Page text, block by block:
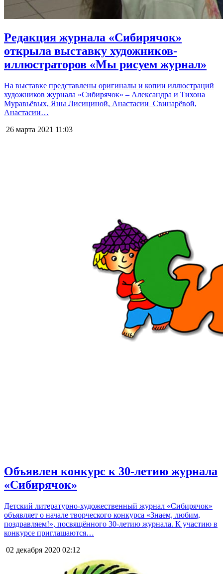
Редакция журнала «Сибирячок»
открыла выставку художников-
иллюстраторов «Мы рисуем журнал»
На выставке представлены оригиналы и копии иллюстраций
художников журнала «Сибирячок» – Александра и Тихона
Муравьёвых, Яны Лисициной, Анастасии Свинарёвой,
Анастасии…
26 марта 2021 11:03
Объявлен конкурс к 30-летию журнала
«Сибирячок»
Детский литературно-художественный журнал «Сибирячок»
объявляет о начале творческого конкурса «Знаем, любим,
поздравляем!», посвящённого 30-летию журнала. К участию в
конкурсе приглашаются…
02 декабря 2020 02:12